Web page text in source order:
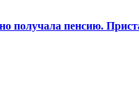
получала пенсию.